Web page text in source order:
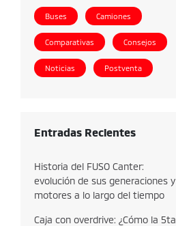
Buses Camiones
Comparativas Consejos
Noticias Postventa
Entradas Recientes
Historia del FUSO Canter:
evolución de sus generaciones y
motores a lo largo del tiempo
Caja con overdrive: ¿Cómo la 5ta